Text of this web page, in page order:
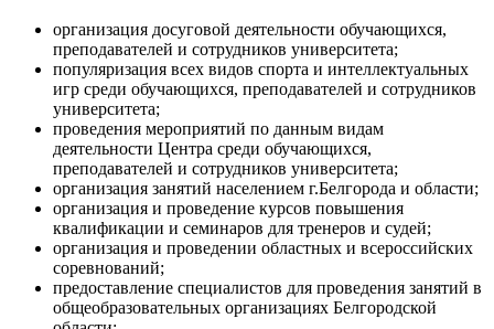
организация досуговой деятельности обучающихся,
преподавателей и сотрудников университета;
популяризация всех видов спорта и интеллектуальных
игр среди обучающихся, преподавателей и сотрудников
университета;
проведения мероприятий по данным видам
деятельности Центра среди обучающихся,
преподавателей и сотрудников университета;
организация занятий населением г.Белгорода и области;
организация и проведение курсов повышения
квалификации и семинаров для тренеров и судей;
организация и проведении областных и всероссийских
соревнований;
предоставление специалистов для проведения занятий в
общеобразовательных организациях Белгородской